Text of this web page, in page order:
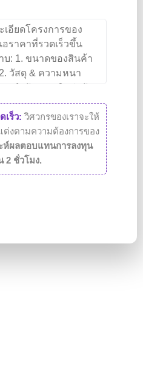
เร็ว: วิศวกรของเราจะให้
งตามความต้องการของ
ะห์ผลตอบแทนการลงทุน
2 ชั่วโมง.